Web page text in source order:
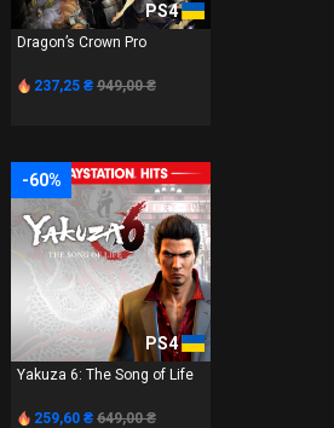
PS4
Dragon’s Crown Pro
237,25 ₴ 949,00 ₴
-60%
PS4
Yakuza 6: The Song of Life
259,60 ₴ 649,00 ₴